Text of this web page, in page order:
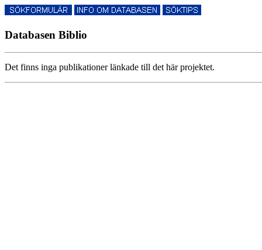
Databasen Biblio
Det finns inga publikationer länkade till det här projektet.